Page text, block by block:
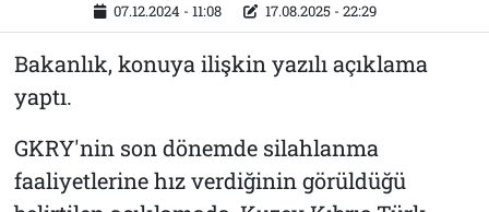
07.12.2024 - 11:08 17.08.2025 - 22:29
Bakanlık, konuya ilişkin yazılı açıklama
yaptı.
GKRY'nin son dönemde silahlanma
faaliyetlerine hız verdiğinin görüldüğü